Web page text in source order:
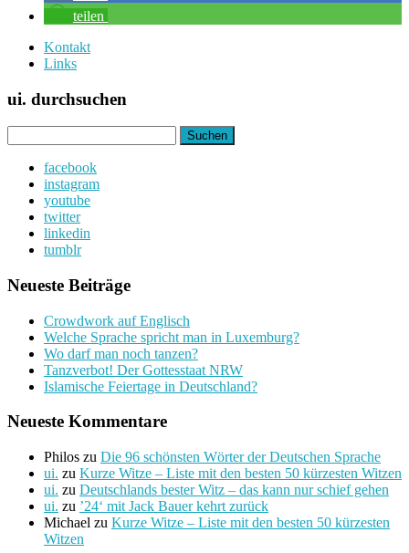
teilen
Kontakt
Links
ui. durchsuchen
nach:
facebook
instagram
youtube
twitter
linkedin
tumblr
Neueste Beiträge
Crowdwork auf Englisch
Welche Sprache spricht man in Luxemburg?
Wo darf man noch tanzen?
Tanzverbot! Der Gottesstaat NRW
Islamische Feiertage in Deutschland?
Neueste Kommentare
Philos zu Die 96 schönsten Wörter der Deutschen Sprache
ui. zu Kurze Witze – Liste mit den besten 50 kürzesten Witzen
ui. zu Deutschlands bester Witz – das kann nur schief gehen
ui. zu ’24‘ mit Jack Bauer kehrt zurück
Michael zu Kurze Witze – Liste mit den besten 50 kürzesten
Witzen